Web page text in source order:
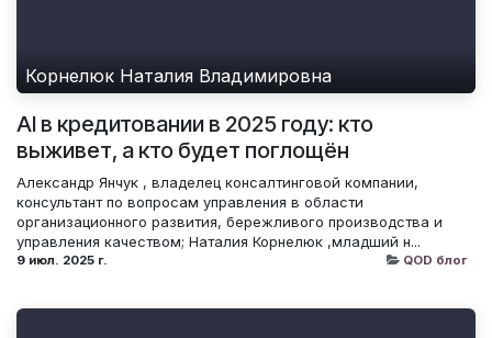
Корнелюк Наталия Владимировна
AI в кредитовании в 2025 году: кто
выживет, а кто будет поглощён
Александр Янчук , владелец консалтинговой компании,
консультант по вопросам управления в области
организационного развития, бережливого производства и
управления качеством; Наталия Корнелюк ,младший н...
9 июл. 2025 г. QOD блог